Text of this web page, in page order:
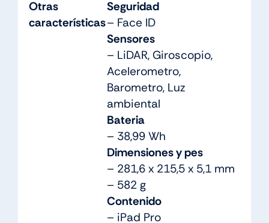
Otras
características
Seguridad
– Face ID
Sensores
– LiDAR, Giroscopio,
Acelerometro,
Barometro, Luz
ambiental
Bateria
– 38,99 Wh
Dimensiones y pes
– 281,6 x 215,5 x 5,1 mm
– 582 g
Contenido
– iPad Pro